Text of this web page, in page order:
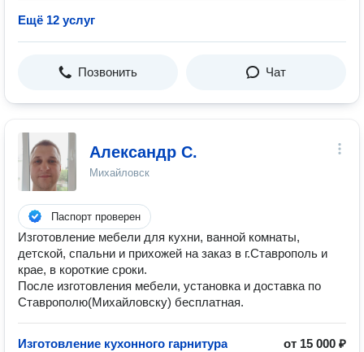
Ещё 12 услуг
Позвонить Чат
Александр С.
Михайловск
Паспорт проверен
Изготовление мебели для кухни, ванной комнаты,
детской, спальни и прихожей на заказ в г.Ставрополь и
крае, в короткие сроки.
После изготовления мебели, установка и доставка по
Ставрополю(Михайловску) бесплатная.
Изготовление кухонного гарнитура
от 15 000 ₽